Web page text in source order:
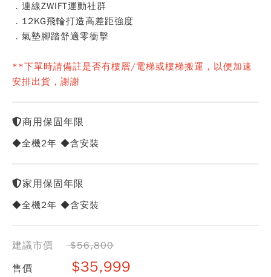
．連線ZWIFT運動社群
．12KG飛輪打造高差距強度
．氣墊腳踏舒適零衝擊
**下單時請備註是否有樓層/電梯或樓梯搬運，以便加速
安排出貨，謝謝
商用保固年限
◆全機2年 ◆含安裝
家用保固年限
◆全機2年 ◆含安裝
建議市價
$56,800
售價
$35,999